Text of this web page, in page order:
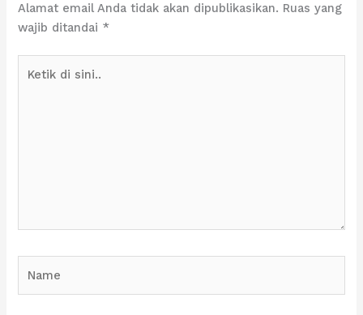
Alamat email Anda tidak akan dipublikasikan. Ruas yang
wajib ditandai *